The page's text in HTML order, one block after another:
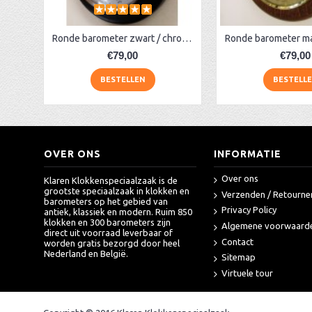
Ronde barometer zwart / chroom Fischer 1366
€79,00
BESTELLEN
€79,00
OVER ONS
Klaren Klokkenspeciaalzaak is de
grootste speciaalzaak in klokken en
barometers op het gebied van
antiek, klassiek en modern. Ruim 850
klokken en 300 barometers zijn
direct uit voorraad leverbaar of
worden gratis bezorgd door heel
Nederland en België.
INFORMATIE
Over ons
Verzenden /
Privacy Policy
Algemene
Contact
Sitemap
Virtuele tour